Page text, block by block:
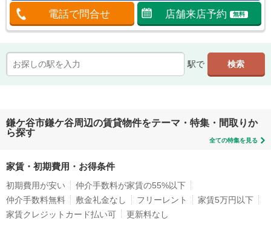
電話で問合せ 店舗来店予約 無料
駅で
鎌ケ谷市鎌ケ谷周辺の賃貸物件をテーマ・特集・間取りか
ら探す
全ての特集を見る
家賃・初期費用・お得条件
初期費用が安い
仲介手数料が家賃の55%以下
仲介手数料無料
敷金礼金なし フリーレント
家賃5万円以下
家賃クレジットカード払い可
更新料なし